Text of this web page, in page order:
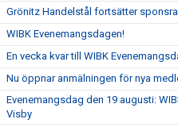
Grönitz Handelstål fortsätter
WIBK Evenemangsdagen!
En vecka kvar till WIBK
Nu öppnar anmälningen för nya
Evenemangsdag den 19 augusti:
Visby